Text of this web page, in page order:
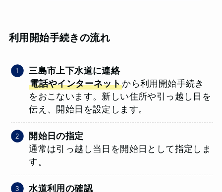
利用開始手続きの流れ
三島市上下水道に連絡
電話やインターネットから利用開始手続き
をおこないます。新しい住所や引っ越し日を
伝え、開始日を設定します。
開始日の指定
通常は引っ越し当日を開始日として指定しま
す。
水道利用の確認